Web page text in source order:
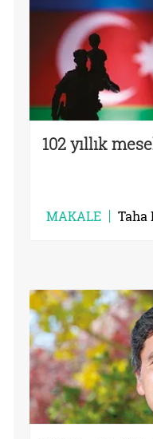
102 yıllık
MAKALE Taha